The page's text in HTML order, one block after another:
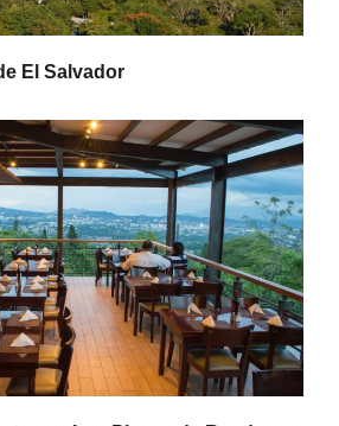
El Salvador